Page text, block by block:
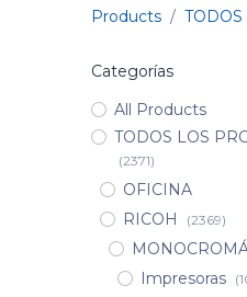
Products TODOS
Categorías
All Products
TODOS LOS
(2371)
OFICINA
RICOH
(2369)
Impresoras